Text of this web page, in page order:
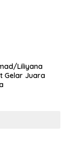
Liliyana
Gelar Juara